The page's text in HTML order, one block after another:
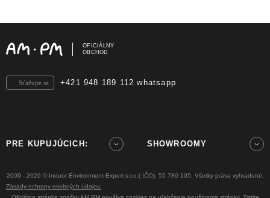
OFICIÁLNY
OBCHOD
+421 948 189 112 whatsapp
Sťažujte sa
PRE KUPUJÚCICH: SHOWROOMY
2009 - 2026 © Indoor Environment Expert s.r.o.( IČO): 55 780 105. Všetky práva vyhradené.
Zásady ochrany osobných údajov.